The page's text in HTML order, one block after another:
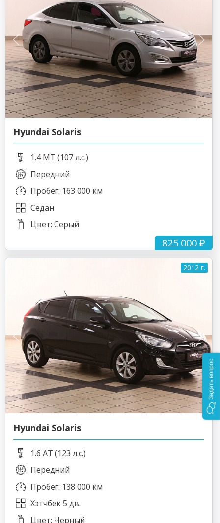
825 000 ₽
Hyundai Solaris
1.4 MT (107 л.с.)
Передний
Пробег: 163 000 км
Седан
Цвет: Серый
2012 г.
Hyundai Solaris
1.6 AT (123 л.с.)
Передний
Пробег: 138 000 км
Хэтчбек 5 дв.
Цвет: Черный
Задать вопрос